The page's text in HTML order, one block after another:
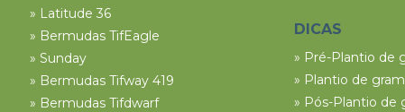
» Latitude 36
» Bermudas TifEagle
» Sunday
» Bermudas Tifway 419
» Bermudas Tifdwarf
DICAS
» Pré-Plantio de
» Plantio de
» Pós-Plantio de